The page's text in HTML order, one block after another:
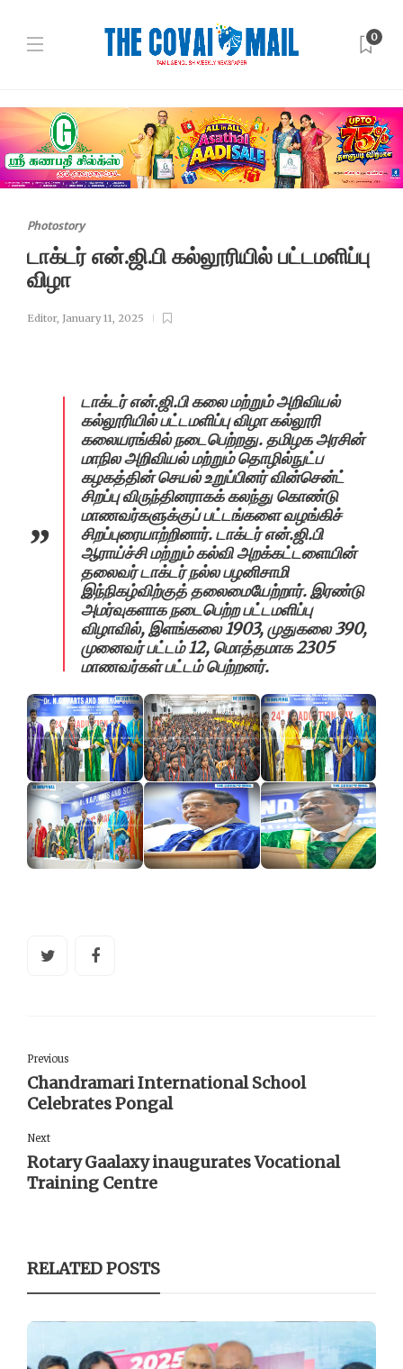
0
Photostory
டாக்டர் என்.ஜி.பி கல்லூரியில் பட்டமளிப்பு
விழா
Editor, January 11, 2025
டாக்டர் என்.ஜி.பி கலை மற்றும் அறிவியல்
கல்லூரியில் பட்டமளிப்பு விழா கல்லூரி
கலையரங்கில் நடைபெற்றது. தமிழக அரசின்
மாநில அறிவியல் மற்றும் தொழில்நுட்ப
கழகத்தின் செயல் உறுப்பினர் வின்சென்ட்
சிறப்பு விருந்தினராகக் கலந்து கொண்டு
மாணவர்களுக்குப் பட்டங்களை வழங்கிச்
சிறப்புரையாற்றினார். டாக்டர் என்.ஜி.பி
ஆராய்ச்சி மற்றும் கல்வி அறக்கட்டளையின்
தலைவர் டாக்டர் நல்ல பழனிசாமி
இந்நிகழ்விற்குத் தலைமையேற்றார். இரண்டு
அமர்வுகளாக நடைபெற்ற பட்டமளிப்பு
விழாவில், இளங்கலை 1903, முதுகலை 390,
முனைவர் பட்டம் 12, மொத்தமாக 2305
மாணவர்கள் பட்டம் பெற்றனர்.
Previous
Chandramari International School
Celebrates Pongal
Next
Rotary Gaalaxy inaugurates Vocational
Training Centre
RELATED POSTS